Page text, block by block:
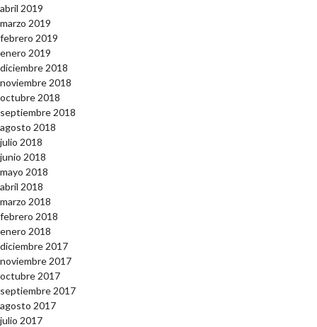
abril 2019
marzo 2019
febrero 2019
enero 2019
diciembre 2018
noviembre 2018
octubre 2018
septiembre 2018
agosto 2018
julio 2018
junio 2018
mayo 2018
abril 2018
marzo 2018
febrero 2018
enero 2018
diciembre 2017
noviembre 2017
octubre 2017
septiembre 2017
agosto 2017
julio 2017